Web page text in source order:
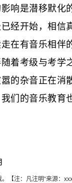
是潜移默化
经开始，相信
在有音乐相伴
着考级与考学
的杂音正在消
们的音乐教育
【注：凡注明“来源：